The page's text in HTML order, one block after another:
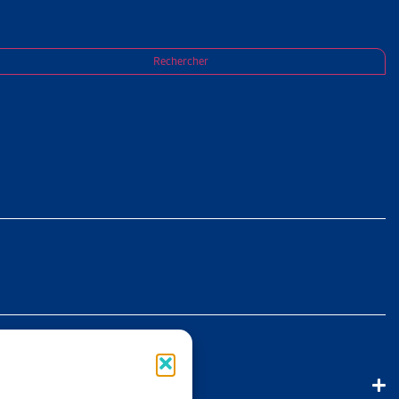
Rechercher
de valeur probante des expertises AI du
au centre d’expertises PMEDA, le Tribunal
de la valeur probante des expertises PMEDA déjà
quant à la fiabilité et à la pertinence d’une expertise